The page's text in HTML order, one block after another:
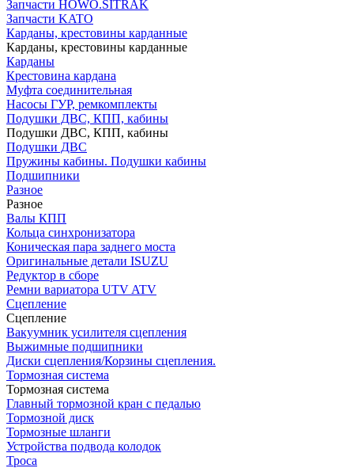
Запчасти HOWO.SITRAK
Запчасти KATO
Карданы, крестовины карданные
Карданы, крестовины карданные
Карданы
Крестовина кардана
Муфта соединительная
Насосы ГУР, ремкомплекты
Подушки ДВС, КПП, кабины
Подушки ДВС, КПП, кабины
Подушки ДВС
Пружины кабины. Подушки кабины
Подшипники
Разное
Разное
Валы КПП
Кольца синхронизатора
Коническая пара заднего моста
Оригинальные детали ISUZU
Редуктор в сборе
Ремни вариатора UTV ATV
Сцепление
Сцепление
Вакуумник усилителя сцепления
Выжимные подшипники
Диски сцепления/Корзины сцепления.
Тормозная система
Тормозная система
Главный тормозной кран с педалью
Тормозной диск
Тормозные шланги
Устройства подвода колодок
Троса